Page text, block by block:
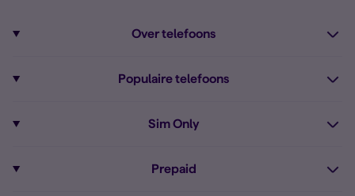
Over telefoons
Alle telefoons
Populaire telefoons
iPhone 16
Sim Only
Prepaid